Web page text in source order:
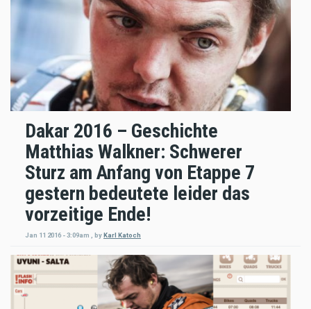
Dakar 2016 – Geschichte
Matthias Walkner: Schwerer
Sturz am Anfang von Etappe 7
gestern bedeutete leider das
vorzeitige Ende!
Jan 11 2016 - 3:09am byKarl Katoch